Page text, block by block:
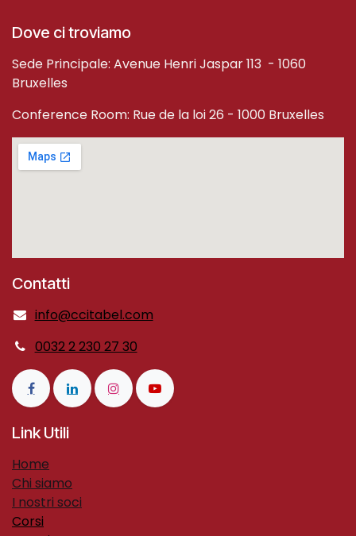
Dove ci troviamo
Sede Principale: Avenue Henri Jaspar 113 - 1060
Bruxelles
Conference Room: Rue de la loi 26 - 1000 Bruxelles
Contatti
info@ccitabel.com
0032 2 230 27 30
Link Utili
H​ome​
Chi siamo
I nostri soci
Corsi